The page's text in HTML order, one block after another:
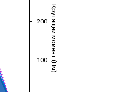
Крутящий момент (Нм)
100
200